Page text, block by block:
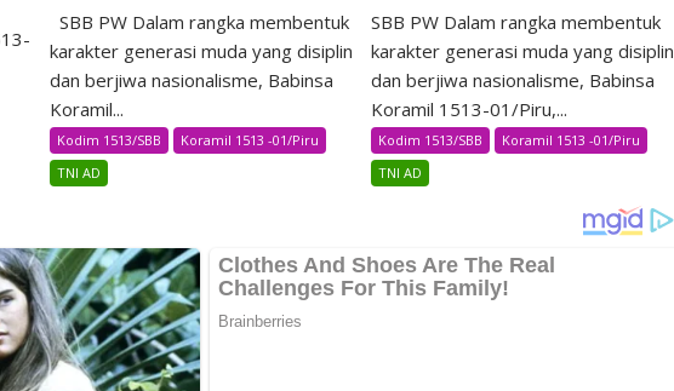
SBB PW Dalam rangka membentuk
karakter generasi muda yang disiplin
dan berjiwa nasionalisme, Babinsa
Koramil...
Kodim 1513/SBB
Koramil 1513 -01/Piru
TNI AD
SBB PW Dalam rangka membentuk
karakter generasi muda yang disiplin
dan berjiwa nasionalisme, Babinsa
Koramil 1513-01/Piru,...
Kodim 1513/SBB
Koramil 1513 -01/Piru
TNI AD